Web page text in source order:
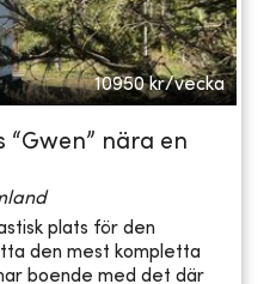
10950 kr/vecka
“Gwen” nära en
plats för den
den mest kompletta
boende med det där